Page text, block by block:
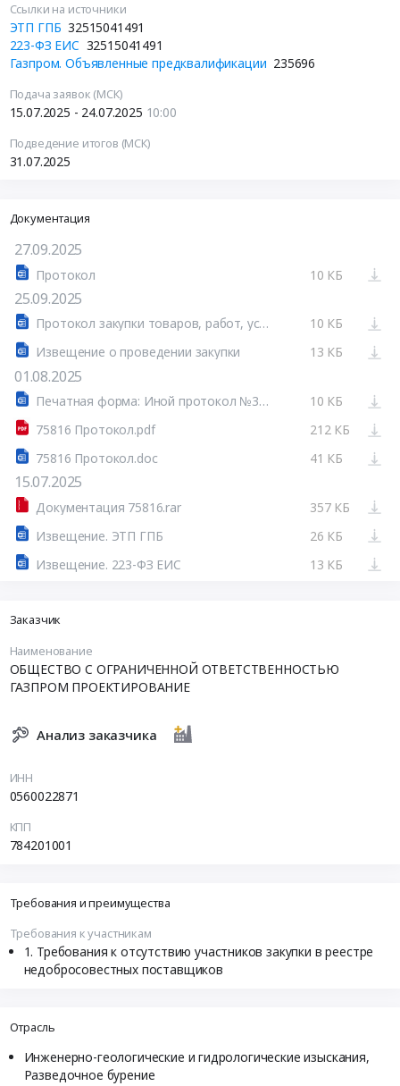
Ссылки на источники
ЭТП ГПБ 32515041491
223-ФЗ ЕИС 32515041491
Газпром. Объявленные предквалификации 235696
Подача заявок (МСК)
15.07.2025 - 24.07.2025 10:00
Подведение итогов (МСК)
31.07.2025
Документация
27.09.2025
Протокол 10 КБ
25.09.2025
Протокол закупки товаров, работ, услуг Открытый конкурентный отбор в электронной форме (Газпром) № 32515041491
10 КБ
Извещение о проведении закупки
13 КБ
01.08.2025
Печатная форма: Иной протокол №32515041491-01
10 КБ
75816 Протокол.pdf
212 КБ
75816 Протокол.doc
41 КБ
15.07.2025
Документация 75816.rar
357 КБ
Извещение. ЭТП ГПБ
26 КБ
Извещение. 223-ФЗ ЕИС
13 КБ
Заказчик
Наименование
ОБЩЕСТВО С ОГРАНИЧЕННОЙ ОТВЕТСТВЕННОСТЬЮ
ГАЗПРОМ ПРОЕКТИРОВАНИЕ
Анализ заказчика
ИНН
0560022871
КПП
784201001
Требования и преимущества
Требования к участникам
Требования к отсутствию участников закупки в реестре
недобросовестных поставщиков
Отрасль
Инженерно-геологические и гидрологические изыскания,
Разведочное бурение